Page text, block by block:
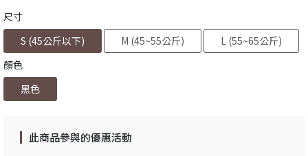
尺寸
S (45公斤以下)
M (45~55公斤)
L (55~65公斤)
顏色
黑色
此商品參與的優惠活動